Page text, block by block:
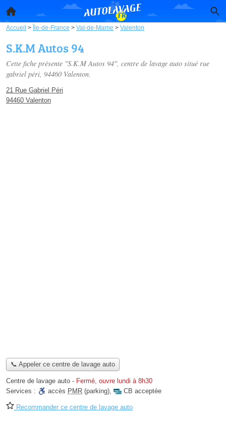
Accueil > Île-de-France > Val-de-Marne > Valenton
S.K.M Autos 94
Cette fiche présente "S.K.M Autos 94", centre de lavage auto situé rue
gabriel péri, 94460 Valenton.
21 Rue Gabriel Péri
94460 Valenton
📞 Appeler ce centre de lavage auto
Centre de lavage auto - Fermé, ouvre lundi à 8h30
Services :
accès PMR (parking), CB acceptée
Recommander ce centre de lavage auto